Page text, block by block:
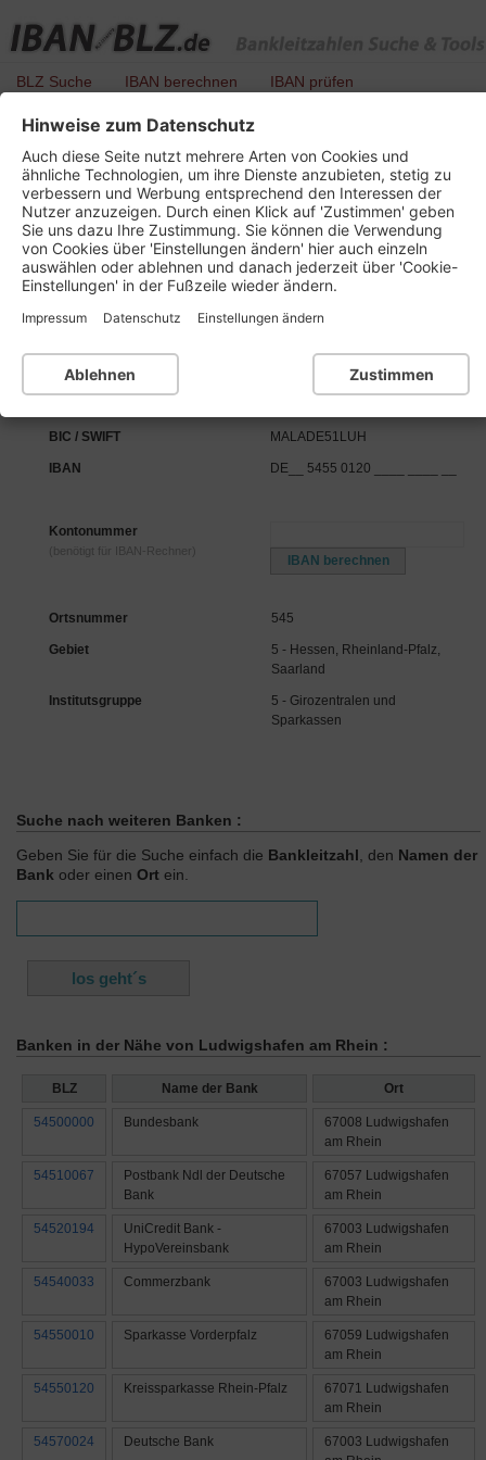
BLZ Suche IBAN berechnen IBAN prüfen
BLZ 545 501 20 - Kreissparkasse Rhein-Pfalz
Details zu dieser Bankleitzahl :
Kurzbezeichnung Kreissparkasse Rhein-Pfalz
BIC / SWIFT MALADE51LUH
IBAN DE__ 5455 0120 ____ ____ __
Kontonummer
(benötigt für IBAN-Rechner)
Ortsnummer 545
Gebiet
5 - Hessen, Rheinland-Pfalz,
Saarland
Institutsgruppe
5 - Girozentralen und
Sparkassen
Suche nach weiteren Banken :
Geben Sie für die Suche einfach die Bankleitzahl , den Namen der
Bank oder einen Ort ein.
Banken in der Nähe von Ludwigshafen am Rhein :
BLZ Name der Bank Ort
54500000 Bundesbank
67008 Ludwigshafen
am Rhein
54510067
Postbank Ndl der Deutsche
Bank
67057 Ludwigshafen
am Rhein
54520194
UniCredit Bank -
HypoVereinsbank
67003 Ludwigshafen
am Rhein
54540033 Commerzbank
67003 Ludwigshafen
am Rhein
54550010 Sparkasse Vorderpfalz
67059 Ludwigshafen
am Rhein
54550120 Kreissparkasse Rhein-Pfalz
67071 Ludwigshafen
am Rhein
54570024 Deutsche Bank
67003 Ludwigshafen
Hinweise zum Datenschutz
Auch diese Seite nutzt mehrere Arten von Cookies und
ähnliche Technologien, um ihre Dienste anzubieten, stetig zu
verbessern und Werbung entsprechend den Interessen der
Nutzer anzuzeigen. Durch einen Klick auf 'Zustimmen' geben
Sie uns dazu Ihre Zustimmung. Sie können die Verwendung
von Cookies über 'Einstellungen ändern' hier auch einzeln
auswählen oder ablehnen und danach jederzeit über 'Cookie-
Einstellungen' in der Fußzeile wieder ändern.
Impressum Datenschutz Einstellungen ändern
Ablehnen Zustimmen